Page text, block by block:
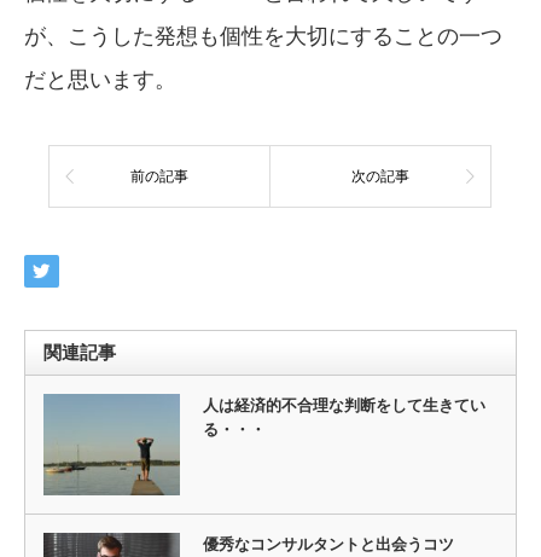
が、こうした発想も個性を大切にすることの一つ
だと思います。
前の記事 次の記事
関連記事
人は経済的不合理な判断をして生きてい
る・・・
優秀なコンサルタントと出会うコツ